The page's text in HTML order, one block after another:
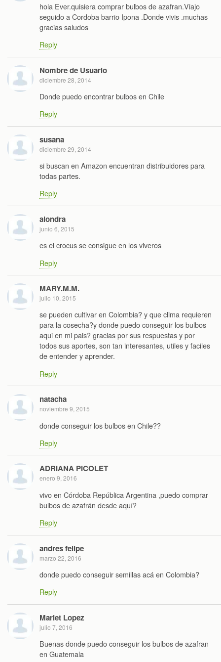
hola Ever.quisiera comprar bulbos de azafran.Viajo
seguido a Cordoba barrio Ipona .Donde vivis .muchas
gracias saludos
Reply
Nombre de Usuario
diciembre 28, 2014
Donde puedo encontrar bulbos en Chile
Reply
susana
diciembre 29, 2014
si buscan en Amazon encuentran distribuidores para
todas partes.
Reply
alondra
junio 6, 2015
es el crocus se consigue en los viveros
Reply
MARY.M.M.
julio 10, 2015
se pueden cultivar en Colombia? y que clima requieren
para la cosecha?y donde puedo conseguir los bulbos
aqui en mi pais? gracias por sus respuestas y por
todos sus aportes, son tan interesantes, utiles y faciles
de entender y aprender.
Reply
natacha
noviembre 9, 2015
donde conseguir los bulbos en Chile??
Reply
ADRIANA PICOLET
enero 9, 2016
vivo en Córdoba República Argentina ,puedo comprar
bulbos de azafrán desde aquí?
Reply
andres felipe
marzo 22, 2016
donde puedo conseguir semillas acá en Colombia?
Reply
Mariet Lopez
julio 7, 2016
Buenas donde puedo conseguir los bulbos de azafran
en Guatemala